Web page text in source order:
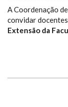
A Coordenação
convidar
Extensão da